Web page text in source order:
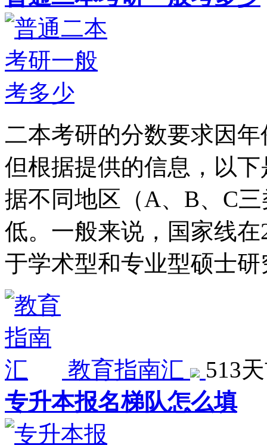
二本考研的分数要求因
但根据提供的信息，以
据不同地区（A、B、C
低。一般来说，国家线
于学术型和专业型硕士
教育指南汇
513
专升本报名梯队怎么填